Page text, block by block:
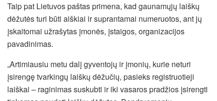
Taip pat Lietuvos paštas primena, kad gaunamųjų laiškų
dėžutės turi būti aiškiai ir suprantamai numeruotos, ant jų
įskaitomai užrašytas įmonės, įstaigos, organizacijos
pavadinimas.
„Artimiausiu metu dalį gyventojų ir įmonių, kurie neturi
įsirengę tvarkingų laiškų dėžučių, pasieks registruotieji
laiškai – raginimas suskubti ir iki vasaros pradžios įsirengti